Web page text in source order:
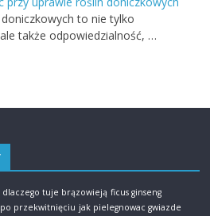
to nie tylko
także odpowiedzialność, …
dlaczego tuje brązowieją ficus ginseng
przekwitnięciu jak pielegnowac gwiazde